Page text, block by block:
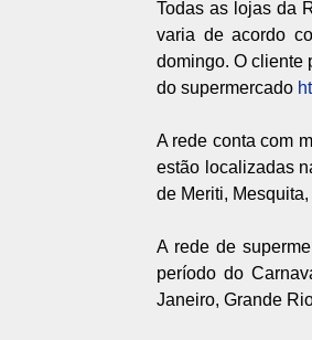
Todas as lojas da
varia de acordo
domingo. O cliente
do supermercado
A rede conta com
estão localizadas
de Meriti,
A rede de
período do
Janeiro, Grande